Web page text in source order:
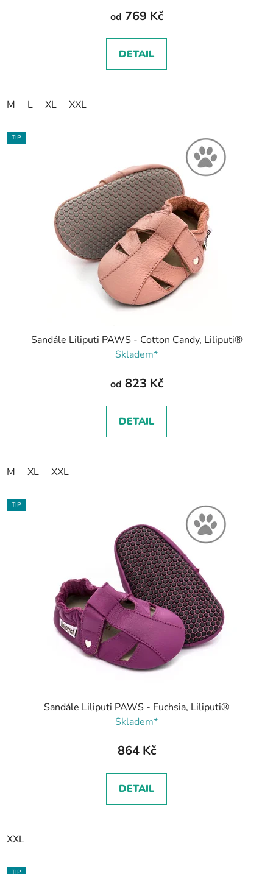
od 769 Kč
DETAIL
M L XL XXL
TIP
Sandále Liliputi PAWS - Cotton Candy, Liliputi®
Skladem*
od 823 Kč
DETAIL
M XL XXL
TIP
Sandále Liliputi PAWS - Fuchsia, Liliputi®
Skladem*
864 Kč
DETAIL
XXL